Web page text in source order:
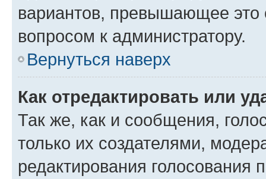
вариантов, превышающее это
вопросом к администратору.
Вернуться наверх
Как отредактировать или
Так же, как и сообщения,
только их создателями,
редактирования голосования